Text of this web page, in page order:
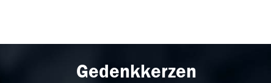
Gedenkkerzen